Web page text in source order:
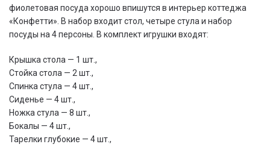
фиолетовая посуда хорошо впишутся в интерьер коттеджа
«Конфетти». В набор входит стол, четыре стула и набор
посуды на 4 персоны. В комплект игрушки входят:
Крышка стола — 1 шт.,
Стойка стола — 2 шт.,
Спинка стула — 4 шт.,
Сиденье — 4 шт.,
Ножка стула — 8 шт.,
Бокалы — 4 шт.,
Тарелки глубокие — 4 шт.,